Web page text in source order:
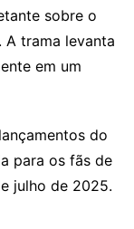
sobre o
trama levanta
em um
do
para os fãs de
julho de 2025.